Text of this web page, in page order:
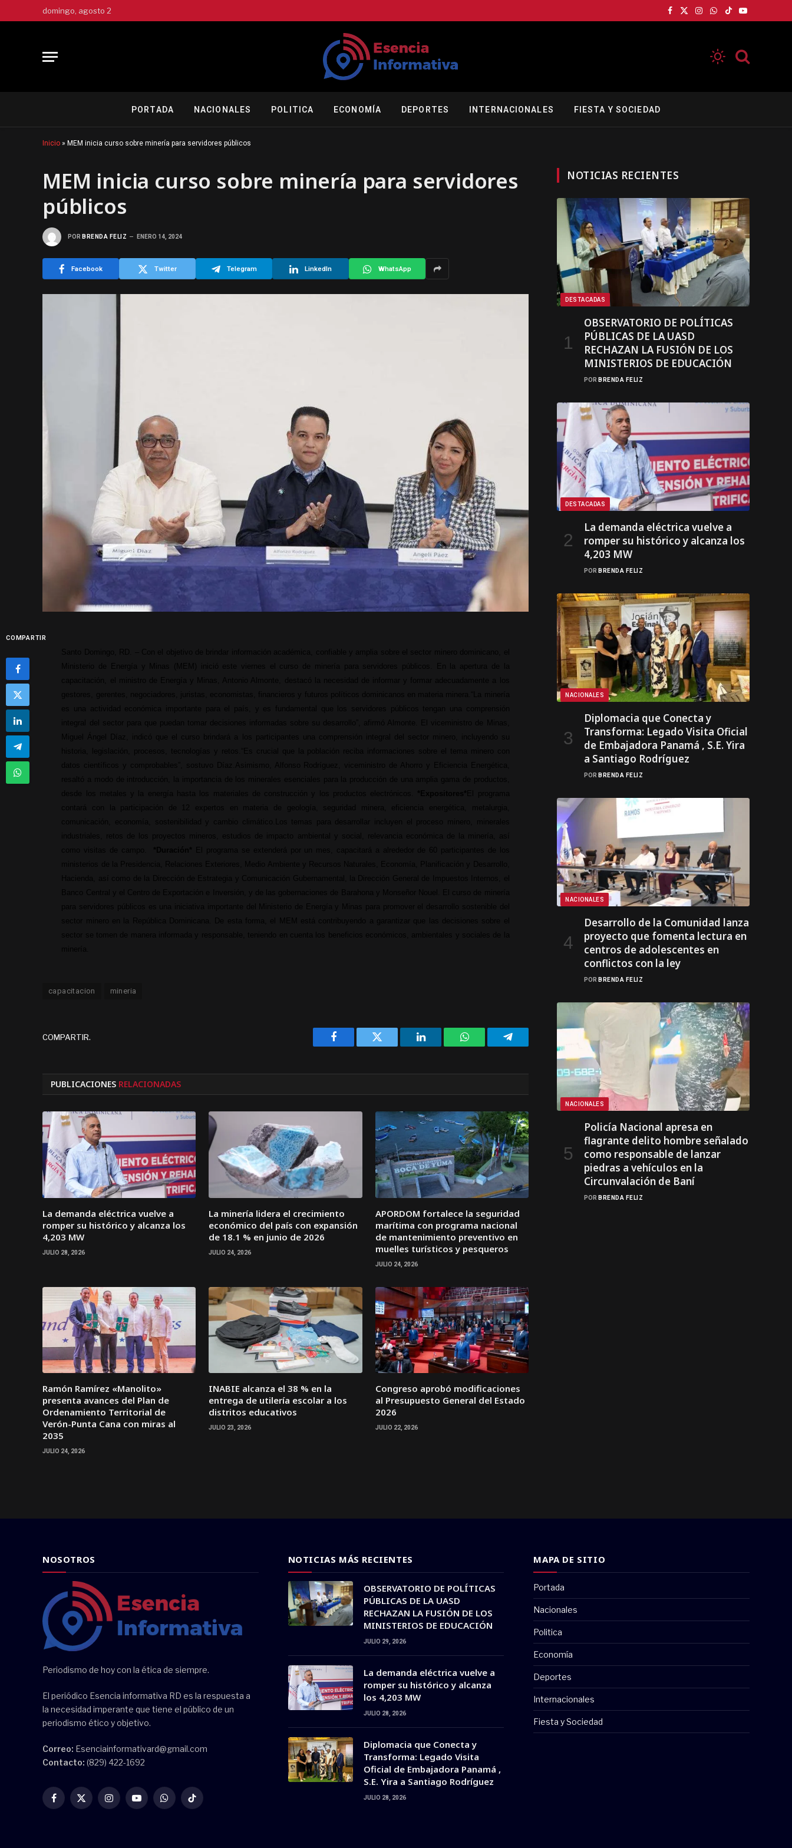
domingo, agosto 2
Facebook
X
Instagram
WhatsApp
TikTokYouTube
PORTADA NACIONALES POLITICA ECONOMÍA DEPORTES INTERNACIONALES FIESTA Y SOCIEDAD
Inicio » MEM inicia curso sobre minería para servidores públicos
MEM inicia curso sobre minería para servidores
públicos
POR BRENDA FELIZ ENERO 14, 2024
Facebook Twitter Telegram LinkedIn WhatsApp
COMPARTIR
capacitacion mineria
COMPARTIR.
Facebook Twitter LinkedIn WhatsAppTelegram
PUBLICACIONES RELACIONADAS
La demanda eléctrica vuelve a
romper su histórico y alcanza los
4,203 MW
JULIO 28, 2026
La minería lidera el crecimiento
económico del país con expansión
de 18.1 % en junio de 2026
JULIO 24, 2026
APORDOM fortalece la seguridad
marítima con programa nacional
de mantenimiento preventivo en
muelles turísticos y pesqueros
JULIO 24, 2026
Ramón Ramírez «Manolito»
presenta avances del Plan de
Ordenamiento Territorial de
Verón-Punta Cana con miras al
2035
JULIO 24, 2026
INABIE alcanza el 38 % en la
entrega de utilería escolar a los
distritos educativos
JULIO 23, 2026
Congreso aprobó modificaciones
al Presupuesto General del Estado
2026
JULIO 22, 2026
NOTICIAS RECIENTES
DESTACADAS
OBSERVATORIO DE POLÍTICAS
PÚBLICAS DE LA UASD
RECHAZAN LA FUSIÓN DE LOS
MINISTERIOS DE EDUCACIÓN
POR BRENDA FELIZ
DESTACADAS
La demanda eléctrica vuelve a
romper su histórico y alcanza los
4,203 MW
POR BRENDA FELIZ
NACIONALES
Diplomacia que Conecta y
Transforma: Legado Visita Oficial
de Embajadora Panamá , S.E. Yira
a Santiago Rodríguez
POR BRENDA FELIZ
NACIONALES
Desarrollo de la Comunidad lanza
proyecto que fomenta lectura en
centros de adolescentes en
conflictos con la ley
POR BRENDA FELIZ
NACIONALES
Policía Nacional apresa en
flagrante delito hombre señalado
como responsable de lanzar
piedras a vehículos en la
Circunvalación de Baní
POR BRENDA FELIZ
NOSOTROS
Periodismo de hoy con la ética de siempre.
El periódico Esencia informativa RD es la respuesta a
la necesidad imperante que tiene el público de un
periodismo ético y objetivo.
Correo: Esenciainformativard@gmail.com
Contacto: (829) 422-1692
Facebook
X
InstagramYouTubeWhatsAppTikTok
NOTICIAS MÁS RECIENTES
OBSERVATORIO DE POLÍTICAS
PÚBLICAS DE LA UASD
RECHAZAN LA FUSIÓN DE LOS
MINISTERIOS DE EDUCACIÓN
JULIO 29, 2026
La demanda eléctrica vuelve a
romper su histórico y alcanza
los 4,203 MW
JULIO 28, 2026
Diplomacia que Conecta y
Transforma: Legado Visita
Oficial de Embajadora Panamá ,
S.E. Yira a Santiago Rodríguez
JULIO 28, 2026
MAPA DE SITIO
Portada
Nacionales
Politica
Economía
Deportes
Internacionales
Fiesta y Sociedad